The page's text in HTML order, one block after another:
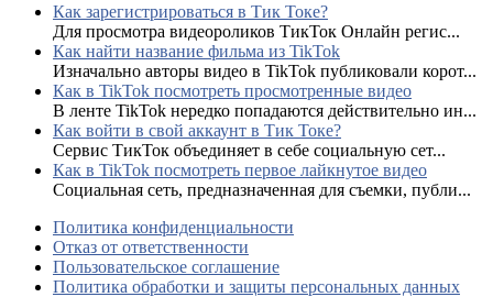
Как зарегистрироваться в Тик Токе?
Для просмотра видеороликов ТикТок Онлайн регис...
Как найти название фильма из TikTok
Изначально авторы видео в TikTok публиковали корот...
Как в TikTok посмотреть просмотренные видео
В ленте TikTok нередко попадаются действительно ин...
Как войти в свой аккаунт в Тик Токе?
Сервис ТикТок объединяет в себе социальную сет...
Как в TikTok посмотреть первое лайкнутое видео
Социальная сеть, предназначенная для съемки, публи...
Политика конфиденциальности
Отказ от ответственности
Пользовательское соглашение
Политика обработки и защиты персональных данных